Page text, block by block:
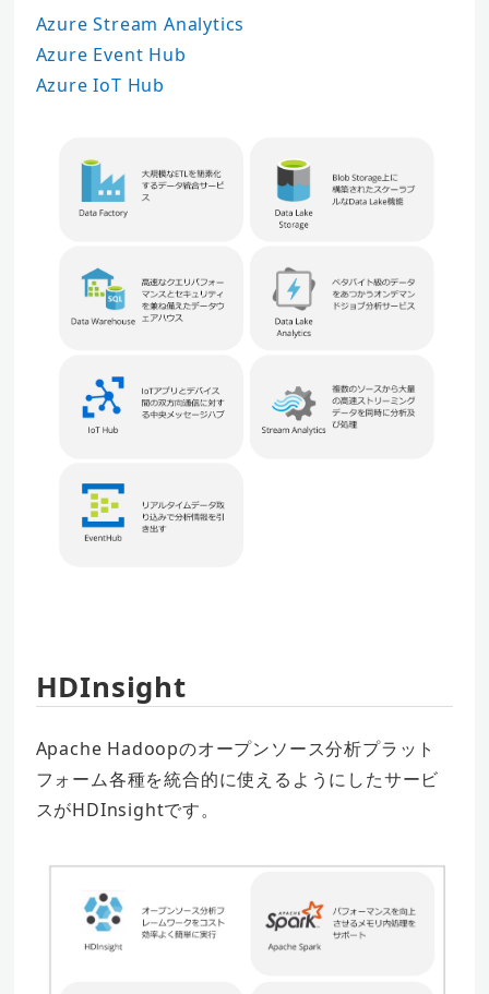
Azure Stream Analytics
Azure Event Hub
Azure IoT Hub
HDInsight
Apache Hadoopのオープンソース分析プラット
フォーム各種を統合的に使えるようにしたサービ
スがHDInsightです。